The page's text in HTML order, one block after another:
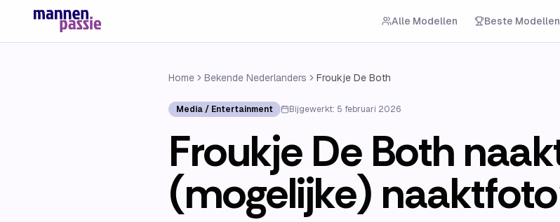
Alle Modellen Beste Modellen
Home Bekende Nederlanders Froukje De Both
Media / Entertainment Bijgewerkt: 5 februari 2026
Froukje De Both
(mogelijke)